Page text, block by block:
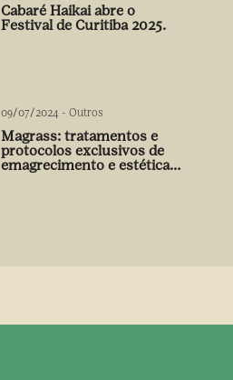
Cabaré Haikai abre o
Festival de Curitiba 2025.
09/07/2024 - Outros
Magrass: tratamentos e
protocolos exclusivos de
emagrecimento e estética